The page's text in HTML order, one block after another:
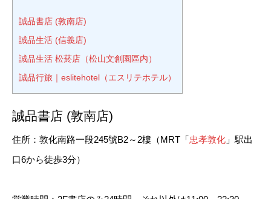
誠品書店 (敦南店)
誠品生活 (信義店)
誠品生活 松菸店（松山文創園區内）
誠品行旅｜eslitehotel（エスリテホテル）
誠品書店 (敦南店)
住所：敦化南路一段245號B2～2樓（MRT「忠孝敦化 」駅出
口6から徒歩3分）